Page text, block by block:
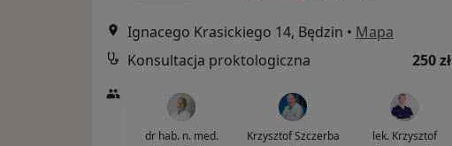
Ignacego Krasickiego 14, Będzin • Mapa
Konsultacja proktologiczna
250 zł
dr hab. n. med.
Krzysztof Szczerba
lek. Krzysztof